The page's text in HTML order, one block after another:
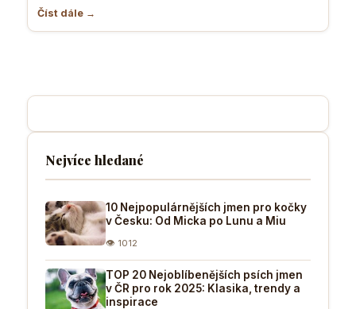
Číst dále →
Nejvíce hledané
10 Nejpopulárnějších jmen pro kočky
v Česku: Od Micka po Lunu a Miu
👁 1012
TOP 20 Nejoblíbenějších psích jmen
v ČR pro rok 2025: Klasika, trendy a
inspirace